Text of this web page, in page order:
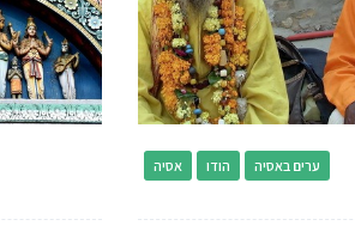
אסיה הודו ערים באסיה